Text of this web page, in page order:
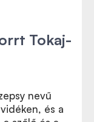
Tokaj-
nevű
és a